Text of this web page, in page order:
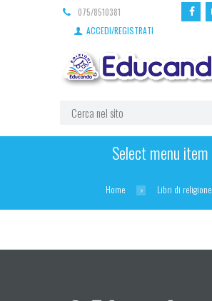
075/8510381
ACCEDI/REGISTRATI
Select menu item
Home Libri di religione